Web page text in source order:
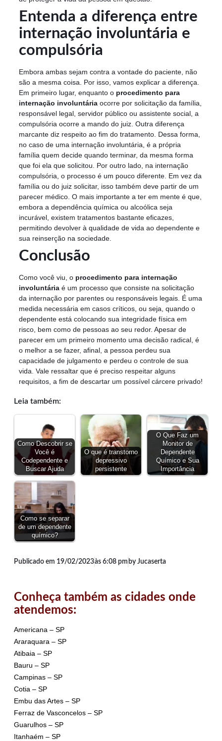
Entenda a diferença entre
internação involuntária e
compulsória
Embora ambas sejam contra a vontade do paciente, não
são a mesma coisa. Por isso, vamos explicar a diferença.
Em primeiro lugar, enquanto o procedimento para
internação involuntária ocorre por solicitação da família,
responsável legal, servidor público ou assistente social, a
compulsória ocorre a mando do juiz. Outra diferença
marcante diz respeito ao fim do tratamento. Dessa forma,
no caso de uma internação involuntária, é a própria
família quem decide quando terminar, da mesma forma
que foi ela que solicitou. Por outro lado, na internação
compulsória, o processo é um pouco diferente. Em vez da
família ou do juiz solicitar, isso também deve partir de um
parecer médico. O mais importante a ter em mente é que,
embora a dependência química ou alcoólica seja
incurável, existem tratamentos bastante eficazes,
permitindo devolver à qualidade de vida ao dependente e
sua reinserção na sociedade.
Conclusão
Como você viu, o procedimento para internação
involuntária é um processo que consiste na solicitação
da internação por parentes ou responsáveis legais. É uma
medida necessária em casos críticos, ou seja, quando o
dependente está colocando sua integridade física em
risco, bem como de pessoas ao seu redor. Apesar de
parecer em um primeiro momento uma decisão radical, é
o melhor a se fazer, afinal, a pessoa perdeu sua
capacidade de julgamento e perdeu o controle de sua
vida. Vale ressaltar que é preciso respeitar alguns
requisitos, a fim de descartar um possível cárcere privado!
Leia também:
Como Descobrir se
Você é
Codependente e
Buscar Ajuda
O que é transtorno
depressivo
persistente
O Que Faz um
Monitor de
Dependente
Químico e Sua
Importância
Como se separar
de um dependente
químico?
Publicado em 19/02/2023às 6:08 pm by Jucaserta
Conheça também as cidades onde
atendemos:
Americana – SP
Araraquara – SP
Atibaia – SP
Bauru – SP
Campinas – SP
Cotia – SP
Embu das Artes – SP
Ferraz de Vasconcelos – SP
Guarulhos – SP
Itanhaém – SP